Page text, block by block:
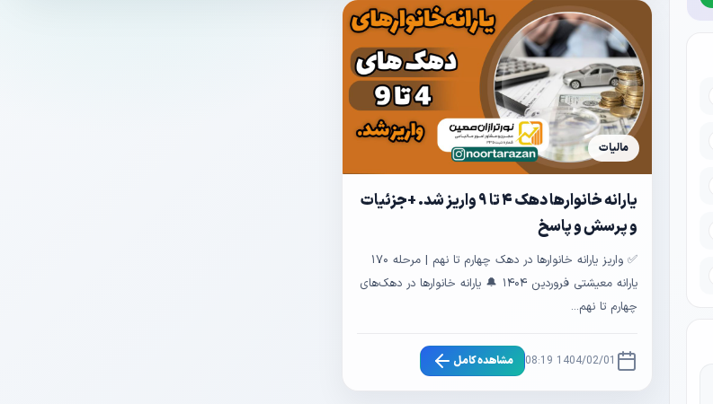
مالیات
یارانه خانوارها دهک ۴ تا ۹ واریز شد. +جزئیات
و پرسش و پاسخ
✅ واریز یارانه خانوارها در دهک‌ چهارم تا نهم | مرحله ۱۷۰
یارانه معیشتی فروردین ۱۴۰۴ 🔔 یارانه خانوارها در دهک‌های
چهارم تا نهم...
1404/02/01 08:19 مشاهده کامل